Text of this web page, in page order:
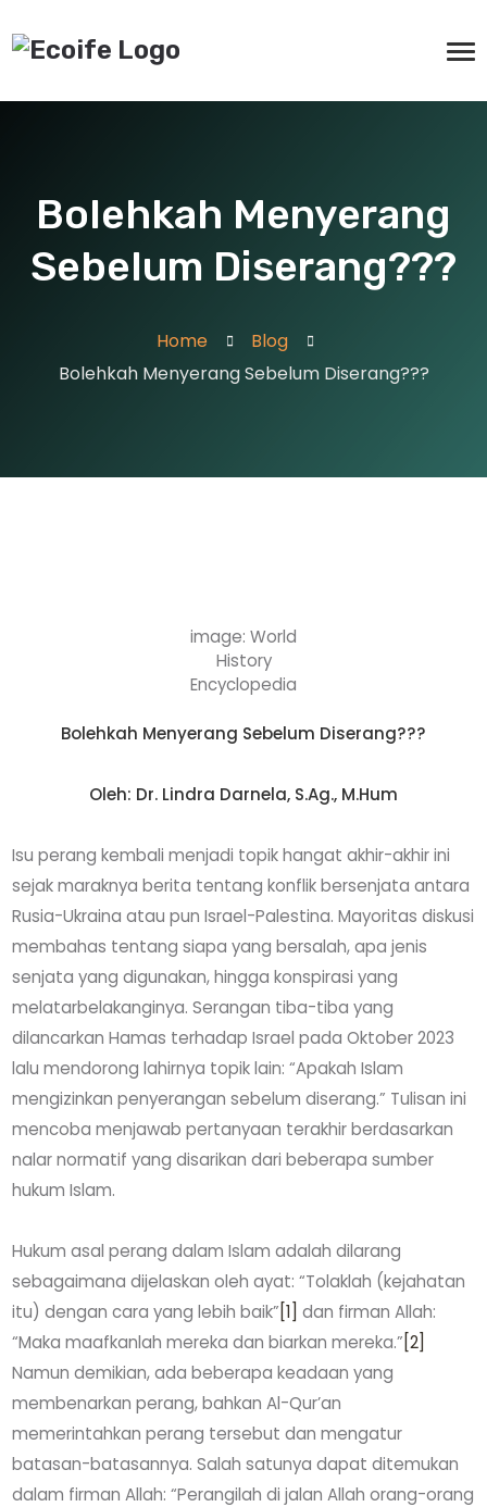
Bolehkah Menyerang
Sebelum Diserang???
Home
Blog
Bolehkah Menyerang Sebelum Diserang???
image: World
History
Encyclopedia
Bolehkah Menyerang Sebelum Diserang???
Oleh: Dr. Lindra Darnela, S.Ag., M.Hum
Isu perang kembali menjadi topik hangat akhir-akhir ini
sejak maraknya berita tentang konflik bersenjata antara
Rusia-Ukraina atau pun Israel-Palestina. Mayoritas diskusi
membahas tentang siapa yang bersalah, apa jenis
senjata yang digunakan, hingga konspirasi yang
melatarbelakanginya. Serangan tiba-tiba yang
dilancarkan Hamas terhadap Israel pada Oktober 2023
lalu mendorong lahirnya topik lain: “Apakah Islam
mengizinkan penyerangan sebelum diserang.” Tulisan ini
mencoba menjawab pertanyaan terakhir berdasarkan
nalar normatif yang disarikan dari beberapa sumber
hukum Islam.
Hukum asal perang dalam Islam adalah dilarang
sebagaimana dijelaskan oleh ayat: “Tolaklah (kejahatan
itu) dengan cara yang lebih baik”[1] dan firman Allah:
“Maka maafkanlah mereka dan biarkan mereka.”[2]
Namun demikian, ada beberapa keadaan yang
membenarkan perang, bahkan Al-Qur’an
memerintahkan perang tersebut dan mengatur
batasan-batasannya. Salah satunya dapat ditemukan
dalam firman Allah: “Perangilah di jalan Allah orang-orang